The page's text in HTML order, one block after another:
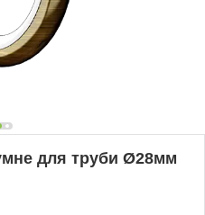
для труби Ø28мм